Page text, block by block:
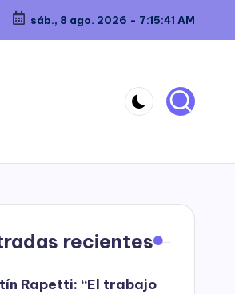
sáb., 8 ago. 2026- 7:15:42 AM
recientes
Rapetti: “El trabajo